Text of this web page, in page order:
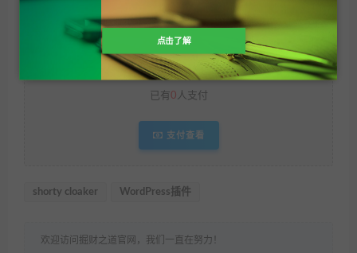
暂无优惠 永久VIP免费
当前隐藏内容需要支付
9.9元
已有 0 人支付
支付查看
shorty cloaker WordPress插件
欢迎访问掘财之道官网，我们一直在努力！
点击了解